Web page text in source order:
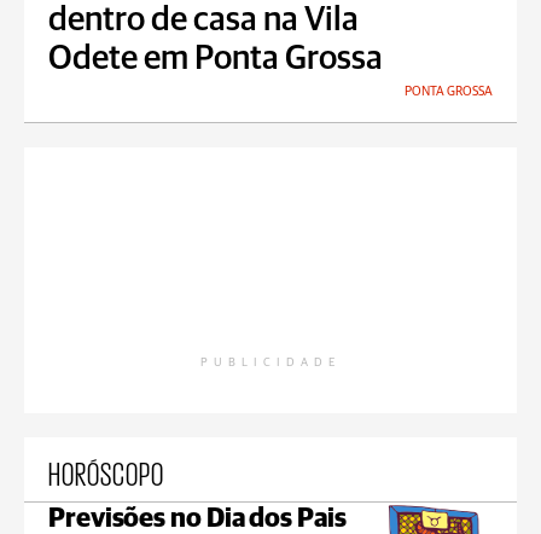
dentro de casa na Vila
Odete em Ponta Grossa
PONTA GROSSA
PUBLICIDADE
HORÓSCOPO
Previsões no Dia dos Pais